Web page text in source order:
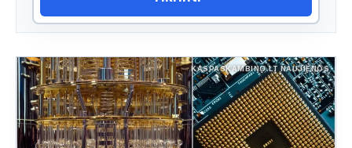
KASPASKAMBINO.LT NAUJIENOS